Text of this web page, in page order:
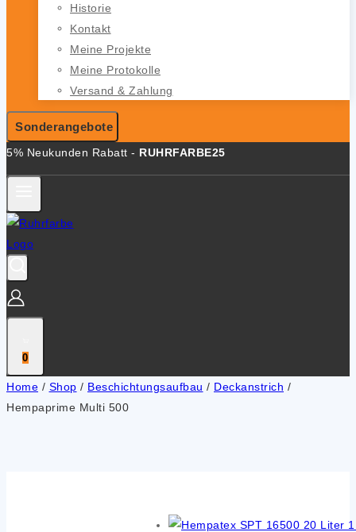
Historie
Kontakt
Meine Projekte
Meine Protokolle
Versand & Zahlung
Sonderangebote
5% Neukunden Rabatt - RUHRFARBE25
0
Home / Shop / Beschichtungsaufbau / Deckanstrich /
Hempaprime Multi 500